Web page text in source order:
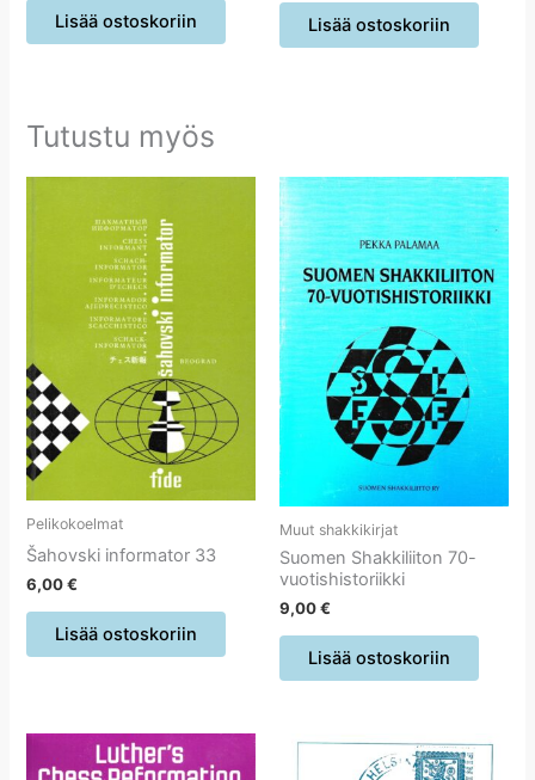
Lisää ostoskoriin Lisää ostoskoriin
Tutustu myös
Pelikokoelmat
Šahovski informator 33
6,00€
Lisää ostoskoriin
Muut shakkikirjat
Suomen Shakkiliiton 70-
vuotishistoriikki
9,00€
Lisää ostoskoriin